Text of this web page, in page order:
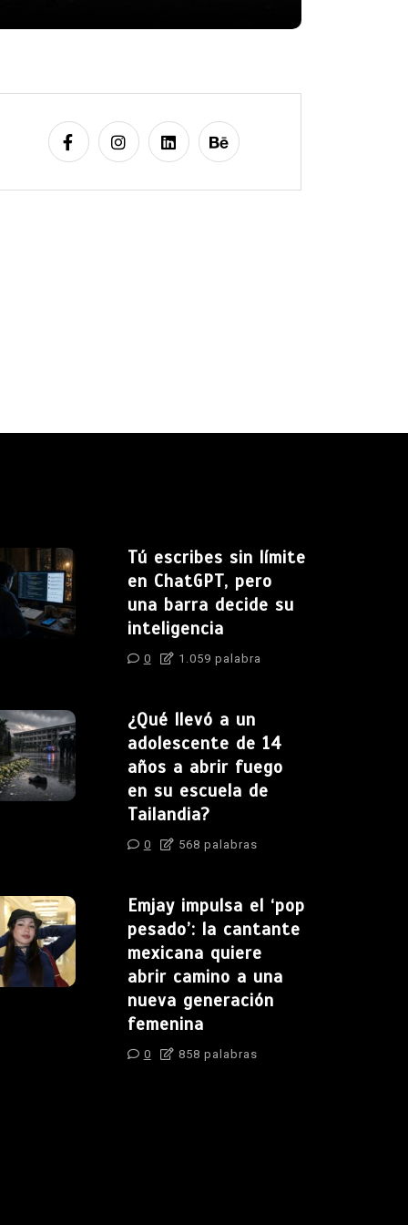
Tú escribes sin límite
en ChatGPT, pero
una barra decide su
inteligencia
0 1.059 palabra
¿Qué llevó a un
adolescente de 14
años a abrir fuego
en su escuela de
Tailandia?
0 568 palabras
Emjay impulsa el ‘pop
pesado’: la cantante
mexicana quiere
abrir camino a una
nueva generación
femenina
0 858 palabras